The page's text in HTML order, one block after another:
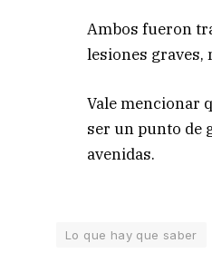
Ambos fueron
lesiones graves,
Vale mencionar
ser un punto de
avenidas.
Lo que hay que saber